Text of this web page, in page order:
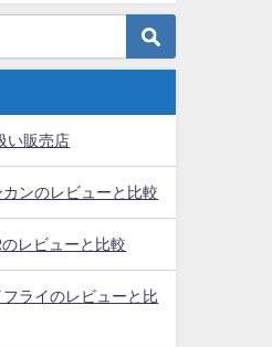
い販売店
ンのレビューと比較
レビューと比較
ライのレビューと比